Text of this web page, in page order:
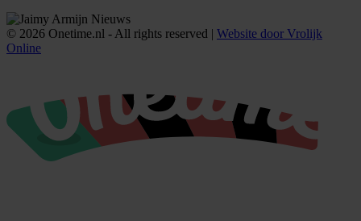
© 2026 Onetime.nl - All rights reserved | Website door Vrolijk
Online